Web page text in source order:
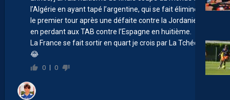
l’Algérie en ayant tapé l’argentine, qui se fait éliminé dès
le premier tour après une défaite contre la Jordanie et
en perdant aux TAB contre l’Espagne en huitième.
La France se fait sortir en quart je crois par La Tchéquie
😂
0 0